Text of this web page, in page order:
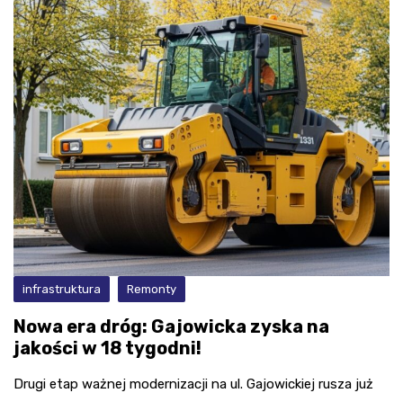
infrastruktura Remonty
Nowa era dróg: Gajowicka zyska na
jakości w 18 tygodni!
Drugi etap ważnej modernizacji na ul. Gajowickiej rusza już